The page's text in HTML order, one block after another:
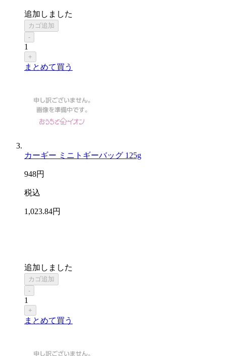
追加しました
カゴ追加
-
1
+
まとめて買う
カーギー ミニトギーバッグ 125g
948円
税込
1,023.84円
追加しました
カゴ追加
-
1
+
まとめて買う